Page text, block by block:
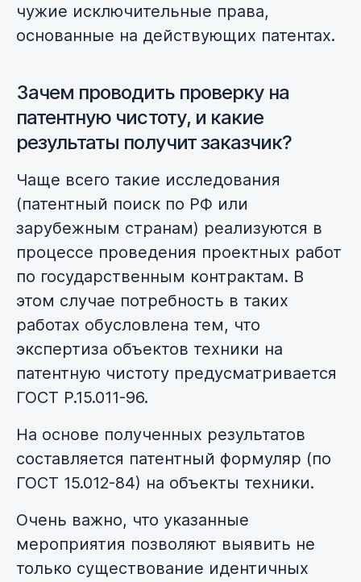
чужие исключительные права,
основанные на действующих патентах.
Зачем проводить проверку на
патентную чистоту, и какие
результаты получит заказчик?
Чаще всего такие исследования
(патентный поиск по РФ или
зарубежным странам) реализуются в
процессе проведения проектных работ
по государственным контрактам. В
этом случае потребность в таких
работах обусловлена тем, что
экспертиза объектов техники на
патентную чистоту предусматривается
ГОСТ Р.15.011-96.
На основе полученных результатов
составляется патентный формуляр (по
ГОСТ 15.012-84) на объекты техники.
Очень важно, что указанные
мероприятия позволяют выявить не
только существование идентичных